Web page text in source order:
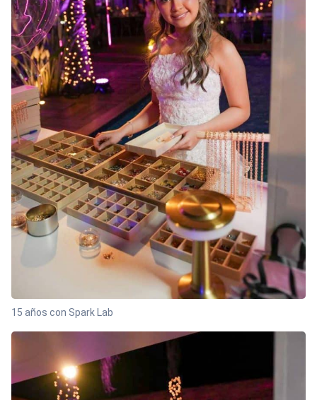
15 años con Spark Lab